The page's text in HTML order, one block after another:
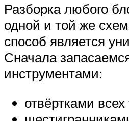
Разборка любого
одной и той же
способ является
Сначала
инструментами:
отвёртками всех